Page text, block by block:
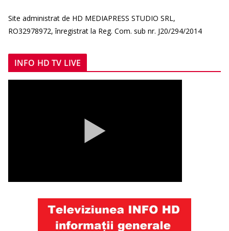
Site administrat de HD MEDIAPRESS STUDIO SRL,
RO32978972, înregistrat la Reg. Com. sub nr. J20/294/2014
INFO HD TV LIVE